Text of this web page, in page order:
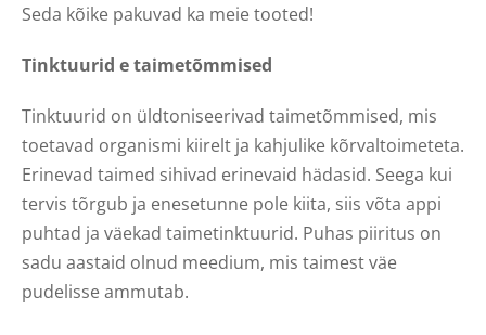
Seda kõike pakuvad ka meie tooted!
Tinktuurid e taimetõmmised
Tinktuurid on üldtoniseerivad taimetõmmised, mis
toetavad organismi kiirelt ja kahjulike kõrvaltoimeteta.
Erinevad taimed sihivad erinevaid hädasid. Seega kui
tervis tõrgub ja enesetunne pole kiita, siis võta appi
puhtad ja väekad taimetinktuurid. Puhas piiritus on
sadu aastaid olnud meedium, mis taimest väe
pudelisse ammutab.